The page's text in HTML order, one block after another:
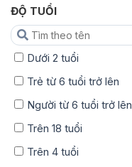
ĐỘ TUỔI
Dưới 2 tuổi
Trẻ từ 6 tuổi trở lên
Người từ 6 tuổi trở lên
Trên 18 tuổi
Trên 4 tuổi